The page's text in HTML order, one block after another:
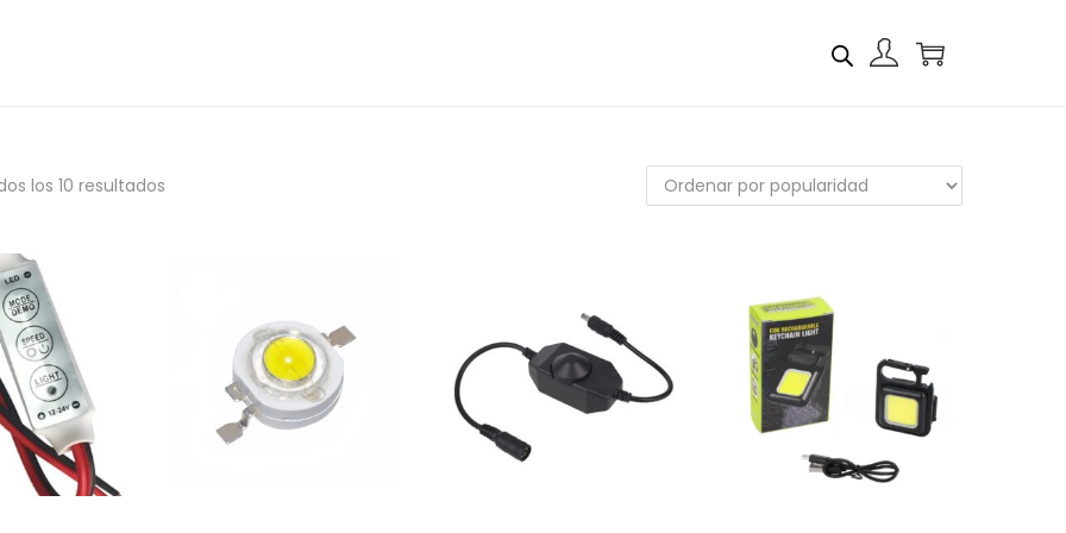
los 10 resultados